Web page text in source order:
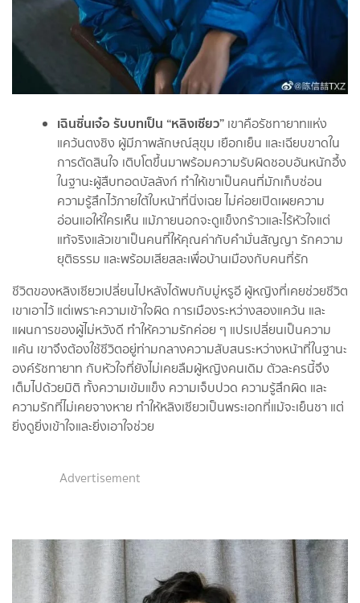
เฉินซิ่นเจ๋อ รับบทเป็น “หลิงเซียว” เขาคือรัชทายาทแห่ง
แคว้นตงชิง ผู้มีภาพลักษณ์สุขุม เยือกเย็น และเฉียบขาดใน
การตัดสินใจ เติบโตขึ้นมาพร้อมความรับผิดชอบอันหนักอึ้ง
ในฐานะผู้สืบทอดบัลลังก์ ทำให้เขาเป็นคนที่มักเก็บซ่อน
ความรู้สึกไว้ภายใต้ใบหน้าที่นิ่งเฉย ไม่ค่อยเปิดเผยความ
อ่อนแอให้ใครเห็น แม้ภายนอกจะดูแข็งกร้าวและไร้หัวใจแต่
แท้จริงแล้วเขาเป็นคนที่ให้คุณค่ากับคำมั่นสัญญา รักความ
ยุติธรรม และพร้อมเสียสละเพื่อบ้านเมืองกับคนที่รัก
ชีวิตของหลิงเซียวเปลี่ยนไปหลังได้พบกับมู่หรูอี ผู้หญิงที่เคยช่วยชีวิต
เขาเอาไว้ แต่เพราะความเข้าใจผิด การเมืองระหว่างสองแคว้น และ
แผนการของผู้ไม่หวังดี ทำให้ความรักค่อย ๆ แปรเปลี่ยนเป็นความ
แค้น เขาจึงต้องใช้ชีวิตอยู่ท่ามกลางความสับสนระหว่างหน้าที่ในฐานะ
องค์รัชทายาท กับหัวใจที่ยังไม่เคยลืมผู้หญิงคนเดิม ตัวละครนี้จึง
เต็มไปด้วยมิติ ทั้งความเข้มแข็ง ความเจ็บปวด ความรู้สึกผิด และ
ความรักที่ไม่เคยจางหาย ทำให้หลิงเซียวเป็นพระเอกที่แม้จะเย็นชา แต่
ยิ่งดูยิ่งเข้าใจและยิ่งเอาใจช่วย
Advertisement